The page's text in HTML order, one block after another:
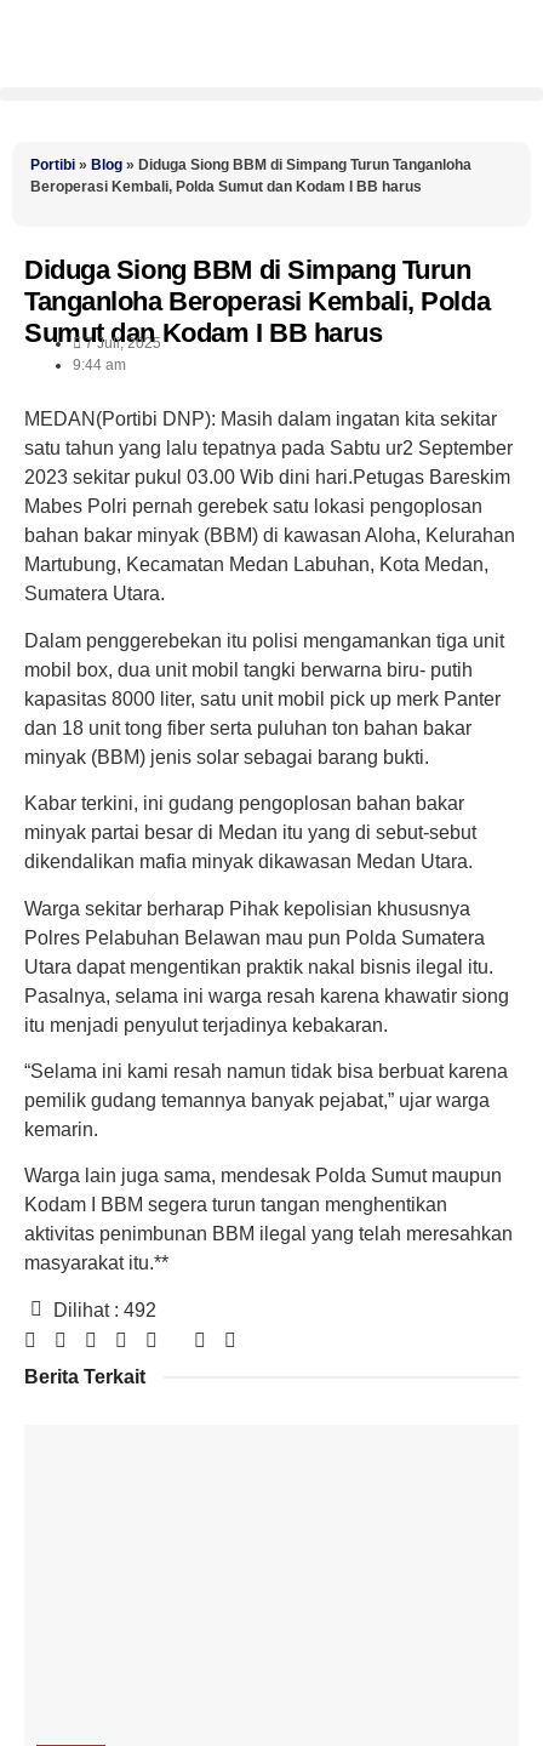
Portibi » Blog » Diduga Siong BBM di Simpang Turun Tanganloha
Beroperasi Kembali, Polda Sumut dan Kodam I BB harus
Diduga Siong BBM di Simpang Turun
Tanganloha Beroperasi Kembali, Polda
Sumut dan Kodam I BB harus
7 Juli, 2025
9:44 am
MEDAN(Portibi DNP): Masih dalam ingatan kita sekitar
satu tahun yang lalu tepatnya pada Sabtu ur2 September
2023 sekitar pukul 03.00 Wib dini hari.Petugas Bareskim
Mabes Polri pernah gerebek satu lokasi pengoplosan
bahan bakar minyak (BBM) di kawasan Aloha, Kelurahan
Martubung, Kecamatan Medan Labuhan, Kota Medan,
Sumatera Utara.
Dalam penggerebekan itu polisi mengamankan tiga unit
mobil box, dua unit mobil tangki berwarna biru- putih
kapasitas 8000 liter, satu unit mobil pick up merk Panter
dan 18 unit tong fiber serta puluhan ton bahan bakar
minyak (BBM) jenis solar sebagai barang bukti.
Kabar terkini, ini gudang pengoplosan bahan bakar
minyak partai besar di Medan itu yang di sebut-sebut
dikendalikan mafia minyak dikawasan Medan Utara.
Warga sekitar berharap Pihak kepolisian khususnya
Polres Pelabuhan Belawan mau pun Polda Sumatera
Utara dapat mengentikan praktik nakal bisnis ilegal itu.
Pasalnya, selama ini warga resah karena khawatir siong
itu menjadi penyulut terjadinya kebakaran.
“Selama ini kami resah namun tidak bisa berbuat karena
pemilik gudang temannya banyak pejabat,” ujar warga
kemarin.
Warga lain juga sama, mendesak Polda Sumut maupun
Kodam I BBM segera turun tangan menghentikan
aktivitas penimbunan BBM ilegal yang telah meresahkan
masyarakat itu.**
Dilihat : 492
Berita Terkait